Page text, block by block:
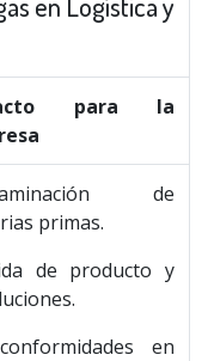
para la
de
primas.
de producto y
en